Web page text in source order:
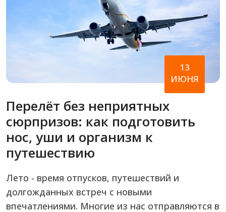
13
ИЮНЯ
Перелёт без неприятных
сюрпризов: как подготовить
нос, уши и организм к
путешествию
Лето - время отпусков, путешествий и
долгожданных встреч с новыми
впечатлениями. Многие из нас отправляются в